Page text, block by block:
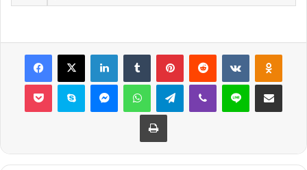
Facebook
X LinkedInTumblr PinterestReddit VKontakte
Pocket Skype MessengerWhatsAppTelegramViber Line E-Posta ile
Yazdır